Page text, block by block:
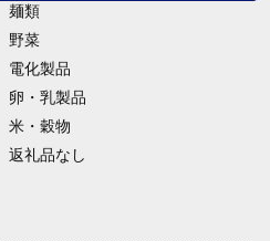
麺類
野菜
電化製品
卵・乳製品
米・穀物
返礼品なし